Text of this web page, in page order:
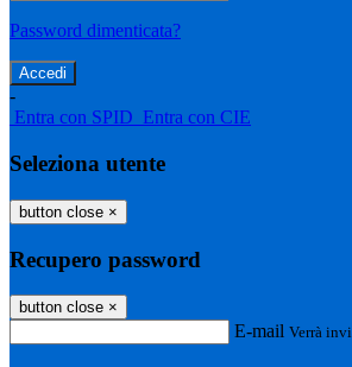
Password dimenticata?
-
Entra con SPID Entra con CIE
Seleziona utente
button close ×
Recupero password
button close ×
E-mail Verrà